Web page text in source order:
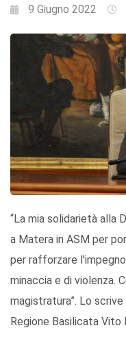
9 Giugno 2022
“La mia solidarietà alla
a Matera in ASM per
per rafforzare
minaccia e di violenza.
magistratura”. Lo
Regione Basilicata Vito